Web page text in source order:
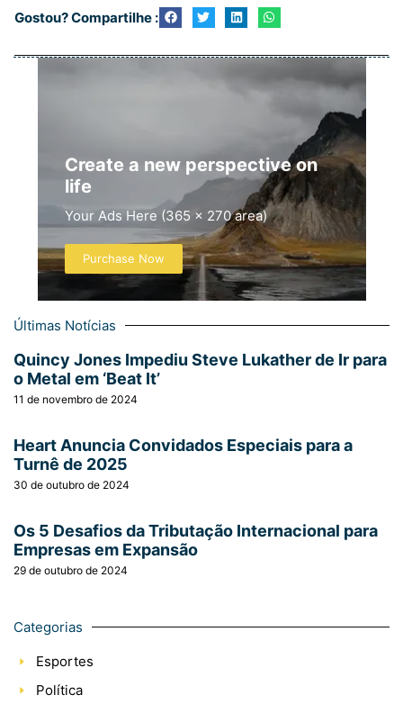
Gostou? Compartilhe :
Create a new perspective on
life
Your Ads Here (365 x 270 area)
Purchase Now
Últimas Notícias
Quincy Jones Impediu Steve Lukather de Ir para
o Metal em ‘Beat It’
11 de novembro de 2024
Heart Anuncia Convidados Especiais para a
Turnê de 2025
30 de outubro de 2024
Os 5 Desafios da Tributação Internacional para
Empresas em Expansão
29 de outubro de 2024
Categorias
Esportes
Política